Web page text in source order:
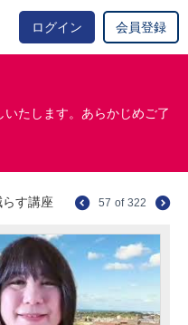
ログイン 会員登録
たします。あらかじめご了
す講座 57 of 322